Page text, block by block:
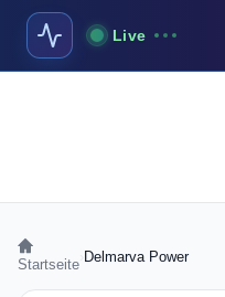
Live
Startseite Delmarva Power